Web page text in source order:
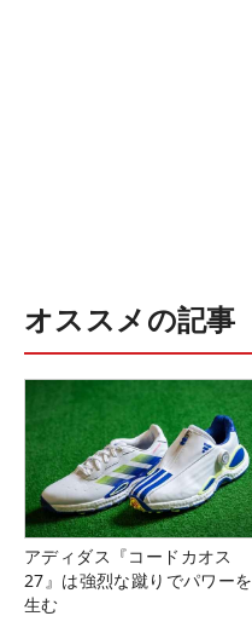
オススメの記事
アディダス『コードカオス
27』は強烈な蹴りでパワーを
生む